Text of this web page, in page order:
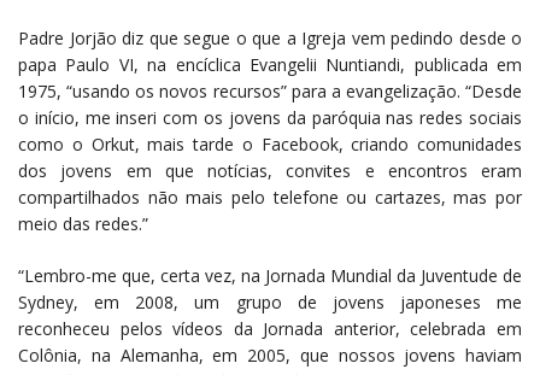
Padre Jorjão diz que segue o que a Igreja vem pedindo desde o
papa Paulo VI, na encíclica Evangelii Nuntiandi, publicada em
1975, “usando os novos recursos” para a evangelização. “Desde
o início, me inseri com os jovens da paróquia nas redes sociais
como o Orkut, mais tarde o Facebook, criando comunidades
dos jovens em que notícias, convites e encontros eram
compartilhados não mais pelo telefone ou cartazes, mas por
meio das redes.”
“Lembro-me que, certa vez, na Jornada Mundial da Juventude de
Sydney, em 2008, um grupo de jovens japoneses me
reconheceu pelos vídeos da Jornada anterior, celebrada em
Colônia, na Alemanha, em 2005, que nossos jovens haviam